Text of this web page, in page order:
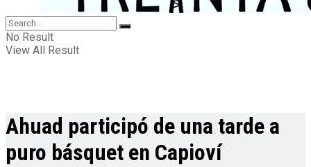
No Result
View All Result
Ahuad participó de una tarde a
puro básquet en Capioví